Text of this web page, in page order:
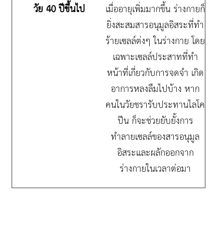
วัย 40 ปีขึ้นไป
เมื่ออายุเพิ่มมากขึ้น ร่างกายก็
ยิ่งสะสมสารอนุมูลอิสระที่ทำ
ร้ายเซลล์ต่งๆ ในร่างกาย โดย
เฉพาะเซลล์ประสาทที่ทำ
หน้าที่เกี่ยวกับการจดจำ เกิด
อาการหลงลืมไปบ้าง หาก
คนในวัยชรารับประทานไลโค
ปีน ก็จะช่วยยับยั้งการ
ทำลายเซลล์ของสารอนุมูล
อิสระและผลักออกจาก
ร่างกายในเวลาต่อมา